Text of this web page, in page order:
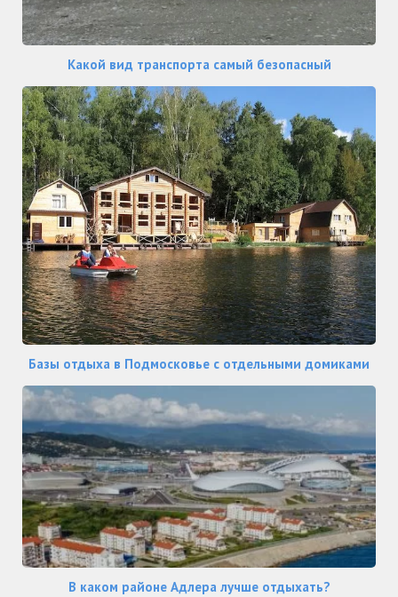
Какой вид транспорта самый безопасный
Базы отдыха в Подмосковье с отдельными домиками
В каком районе Адлера лучше отдыхать?